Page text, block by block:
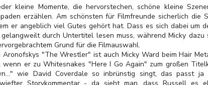
kleine Momente, die hervorstechen, schöne kleine
erzählen. Am schönsten für Filmfreunde sicherlich die
er angeblich viel Gutes gehört hat. Dass es sich dabei um
durch Untertitel lesen muss, während Micky
Grund für die Filmauswahl.
"The Wrestler" ist auch Micky Ward beim Hair
wenn er zuWhitesnakes "Here I Go Again" zum großen
wie David Coverdale so inbrünstig singt, das passt ja